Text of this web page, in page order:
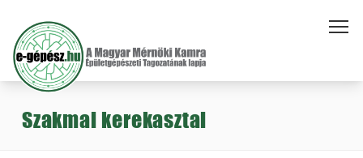
Szakmai kerekasztal